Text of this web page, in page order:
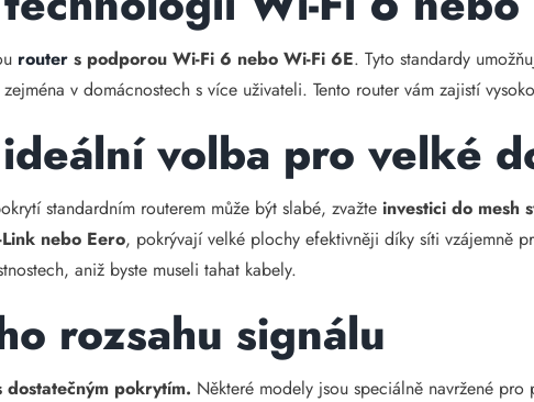
router s podporou Wi-Fi 6 nebo Wi-Fi 6E. Tyto standardy
v domácnostech s více uživateli. Tento router vám zajistí
volba pro velké
standardním routerem může být slabé, zvažte investici do mesh
nebo Eero, pokrývají velké plochy efektivněji díky síti vzájemně
aniž byste museli tahat kabely.
rozsahu signálu
dostatečným pokrytím. Některé modely jsou speciálně navržené